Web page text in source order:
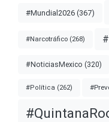
#Mundial2026 (367)
#Narcotráfico (268)
#NoticiasMexico (320)
#Política (262)